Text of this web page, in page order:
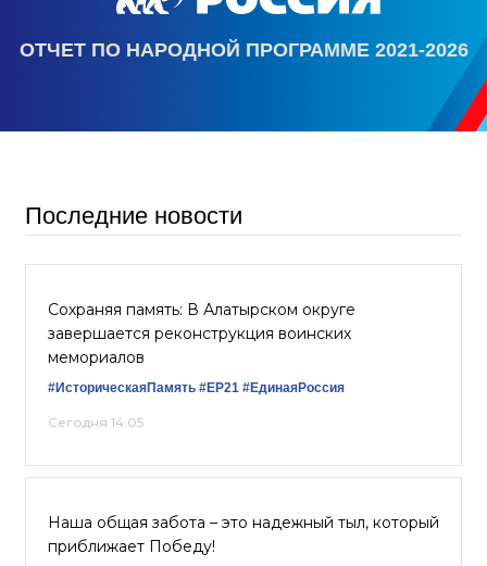
ОТЧЕТ ПО НАРОДНОЙ ПРОГРАММЕ 2021-2026
Последние новости
Сохраняя память: В Алатырском округе
завершается реконструкция воинских
мемориалов
#ИсторическаяПамять #ЕР21 #ЕдинаяРоссия
Сегодня 14:05
Наша общая забота – это надежный тыл, который
приближает Победу!